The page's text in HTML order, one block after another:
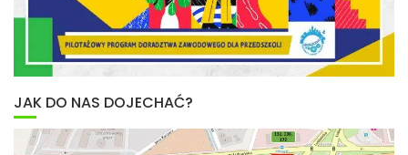
JAK DO NAS DOJECHAĆ?